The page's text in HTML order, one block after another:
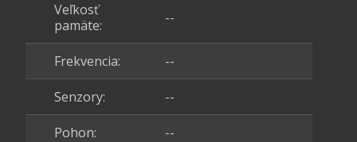
Veľkosť
pamäte:
--
Frekvencia: --
Senzory: --
Pohon: --